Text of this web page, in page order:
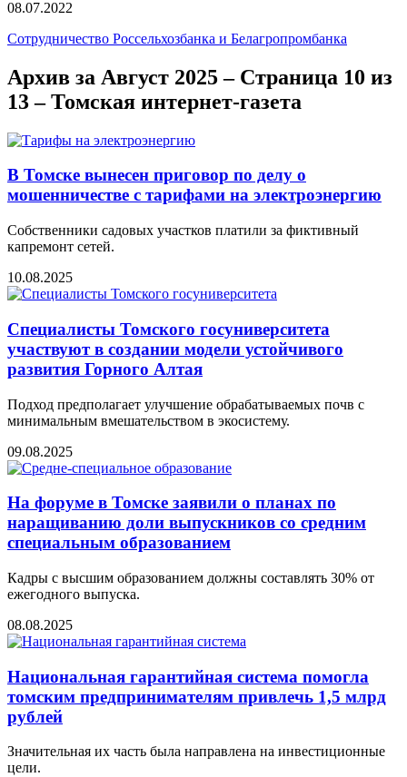
08.07.2022
Сотрудничество Россельхозбанка и Белагропромбанка
Архив за Август 2025 – Страница 10 из
13 – Томская интернет-газета
В Томске вынесен приговор по делу о
мошенничестве с тарифами на электроэнергию
Собственники садовых участков платили за фиктивный
капремонт сетей.
10.08.2025
Специалисты Томского госуниверситета
участвуют в создании модели устойчивого
развития Горного Алтая
Подход предполагает улучшение обрабатываемых почв с
минимальным вмешательством в экосистему.
09.08.2025
На форуме в Томске заявили о планах по
наращиванию доли выпускников со средним
специальным образованием
Кадры с высшим образованием должны составлять 30% от
ежегодного выпуска.
08.08.2025
Национальная гарантийная система помогла
томским предпринимателям привлечь 1,5 млрд
рублей
Значительная их часть была направлена на инвестиционные
цели.